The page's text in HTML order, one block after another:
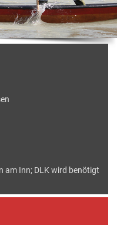
am Inn; DLK wird benötigt